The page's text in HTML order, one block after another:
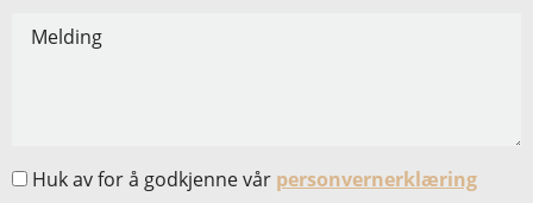
Huk av for å godkjenne vår personvernerklæring